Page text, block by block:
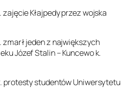
zajęcie Kłajpedy przez wojska
zmarł jeden z największych
Józef Stalin – Kuncewo k.
protesty studentów Uniwersytetu